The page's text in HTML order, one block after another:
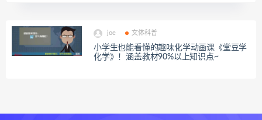
joe 文体科普
小学生也能看懂的趣味化学动画课《堂豆学
化学》！涵盖教材90%以上知识点~